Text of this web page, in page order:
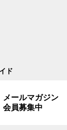
ド
メールマガジン
会員募集中